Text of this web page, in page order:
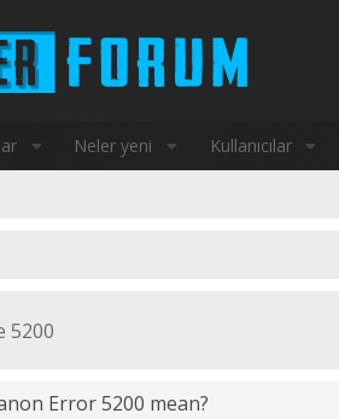
Neler yeni Kullanıcılar
5200
Error 5200 mean?